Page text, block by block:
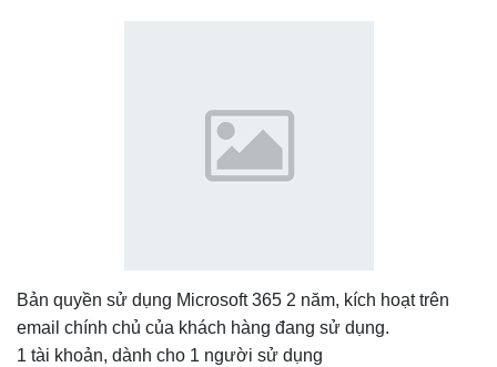
Bản quyền sử dụng Microsoft 365 2 năm, kích hoạt trên
email chính chủ của khách hàng đang sử dụng.
1 tài khoản, dành cho 1 người sử dụng